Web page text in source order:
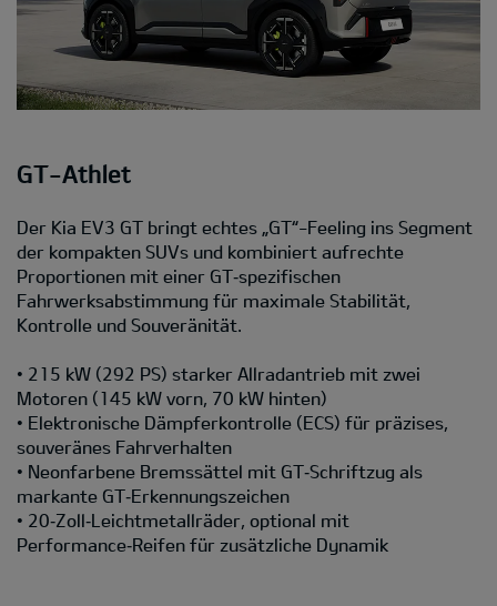
GT-Athlet
Der Kia EV3 GT bringt echtes „GT“-Feeling ins Segment
der kompakten SUVs und kombiniert aufrechte
Proportionen mit einer GT‑spezifischen
Fahrwerksabstimmung für maximale Stabilität,
Kontrolle und Souveränität.
• 215 kW (292 PS) starker Allradantrieb mit zwei
Motoren (145 kW vorn, 70 kW hinten)
• Elektronische Dämpferkontrolle (ECS) für präzises,
souveränes Fahrverhalten
• Neonfarbene Bremssättel mit GT‑Schriftzug als
markante GT‑Erkennungszeichen
• 20‑Zoll‑Leichtmetallräder, optional mit
Performance‑Reifen für zusätzliche Dynamik